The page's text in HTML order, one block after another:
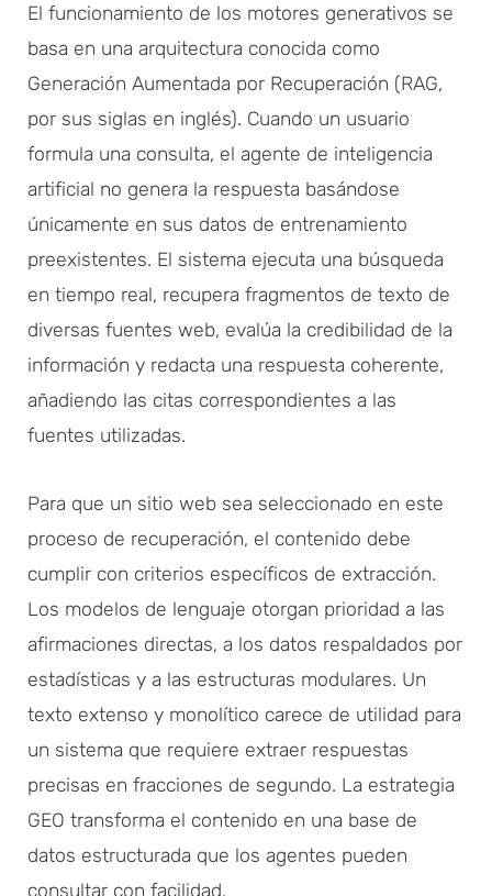
El funcionamiento de los motores generativos se
basa en una arquitectura conocida como
Generación Aumentada por Recuperación (RAG,
por sus siglas en inglés). Cuando un usuario
formula una consulta, el agente de inteligencia
artificial no genera la respuesta basándose
únicamente en sus datos de entrenamiento
preexistentes. El sistema ejecuta una búsqueda
en tiempo real, recupera fragmentos de texto de
diversas fuentes web, evalúa la credibilidad de la
información y redacta una respuesta coherente,
añadiendo las citas correspondientes a las
fuentes utilizadas.
Para que un sitio web sea seleccionado en este
proceso de recuperación, el contenido debe
cumplir con criterios específicos de extracción.
Los modelos de lenguaje otorgan prioridad a las
afirmaciones directas, a los datos respaldados por
estadísticas y a las estructuras modulares. Un
texto extenso y monolítico carece de utilidad para
un sistema que requiere extraer respuestas
precisas en fracciones de segundo. La estrategia
GEO transforma el contenido en una base de
datos estructurada que los agentes pueden
consultar con facilidad.